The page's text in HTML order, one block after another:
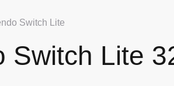
Switch Lite
Switch Lite